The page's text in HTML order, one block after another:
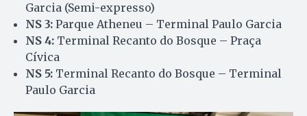
Garcia (Semi-expresso)
NS 3: Parque Atheneu – Terminal Paulo Garcia
NS 4: Terminal Recanto do Bosque – Praça
Cívica
NS 5: Terminal Recanto do Bosque – Terminal
Paulo Garcia